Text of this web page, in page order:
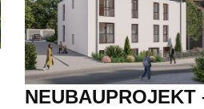
NEUBAUPROJEKT